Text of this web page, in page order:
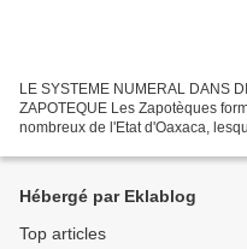
LE SYSTEME NUMERAL DANS
ZAPOTEQUE Les Zapotèques
nombreux de l'Etat d'Oaxaca,
Hébergé par Eklablog
Top articles